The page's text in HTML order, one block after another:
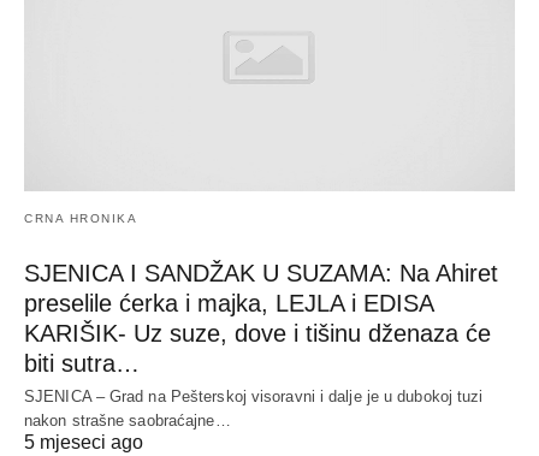
CRNA HRONIKA
SJENICA I SANDŽAK U SUZAMA: Na Ahiret
preselile ćerka i majka, LEJLA i EDISA
KARIŠIK- Uz suze, dove i tišinu dženaza će
biti sutra…
SJENICA – Grad na Pešterskoj visoravni i dalje je u dubokoj tuzi
nakon strašne saobraćajne…
5 mjeseci ago